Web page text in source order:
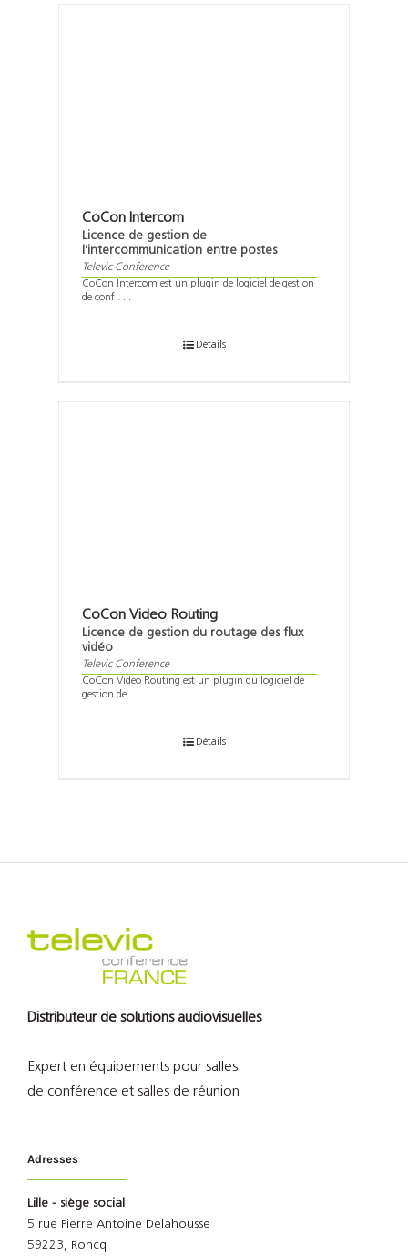
CoCon Intercom
Licence de gestion de
l'intercommunication entre postes
Televic Conference
CoCon Intercom est un plugin de logiciel de gestion
de conf . . .
Détails
CoCon Video Routing
Licence de gestion du routage des flux
vidéo
Televic Conference
CoCon Video Routing est un plugin du logiciel de
gestion de . . .
Détails
Distributeur de solutions audiovisuelles
Expert en équipements pour salles
de conférence et salles de réunion
Adresses
Lille - siège social
5 rue Pierre Antoine Delahousse
59223, Roncq